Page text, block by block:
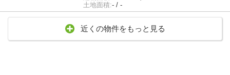
土地面積:- / -
近くの物件をもっと見る